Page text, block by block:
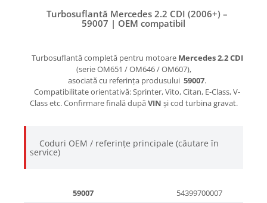
Turbosuflantă Mercedes 2.2 CDI (2006+) –
59007 | OEM compatibil
Turbosuflantă completă pentru motoare Mercedes 2.2 CDI
(serie OM651 / OM646 / OM607),
asociată cu referința produsului 59007.
Compatibilitate orientativă: Sprinter, Vito, Citan, E-Class, V-
Class etc. Confirmare finală dupăVIN și cod turbina gravat.
Coduri OEM / referințe principale (căutare în
service)
59007
54399700007